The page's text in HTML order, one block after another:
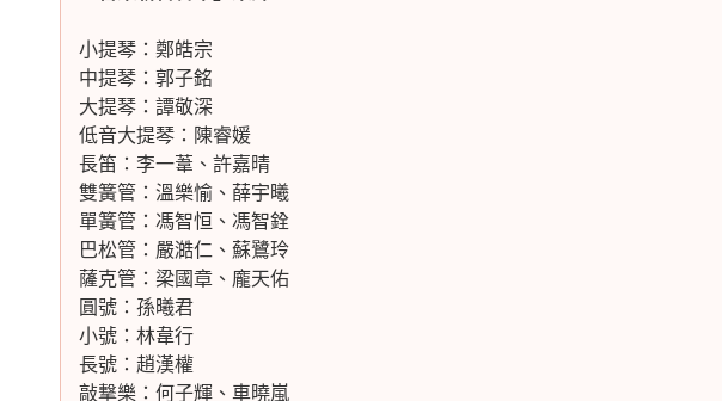
小提琴：鄭皓宗
中提琴：郭子銘
大提琴：譚敬深
低音大提琴：陳睿媛
長笛：李一葦、許嘉晴
雙簧管：溫樂愉、薛宇曦
單簧管：馮智恒、馮智銓
巴松管：嚴澔仁、蘇鷺玲
薩克管：梁國章、龐天佑
圓號：孫曦君
小號：林韋行
長號：趙漢權
敲撃樂：何子輝、車曉嵐